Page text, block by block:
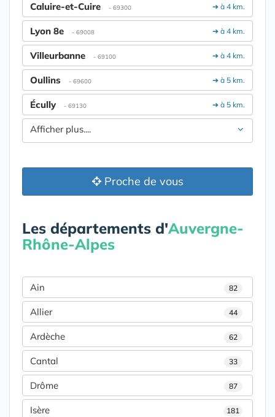
➔ à 4 km.
Caluire-et-Cuire - 69300
➔ à 4 km.
Lyon 8e - 69008
➔ à 4 km.
Villeurbanne - 69100
➔ à 5 km.
Oullins - 69600
➔ à 5 km.
Écully - 69130
Afficher plus....
Proche de vous
Les départements d'Auvergne-
Rhône-Alpes
Ain 82
Allier 44
Ardèche 62
Cantal 33
Drôme 87
Isère 181